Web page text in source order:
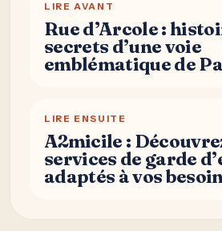
LIRE AVANT
Rue d’Arcole :
secrets d’une voie
emblématique de
LIRE ENSUITE
A2micile :
services de garde
adaptés à vos